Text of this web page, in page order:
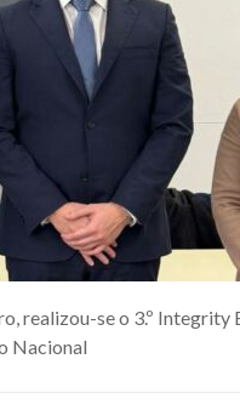
realizou-se o 3.º
Nacional